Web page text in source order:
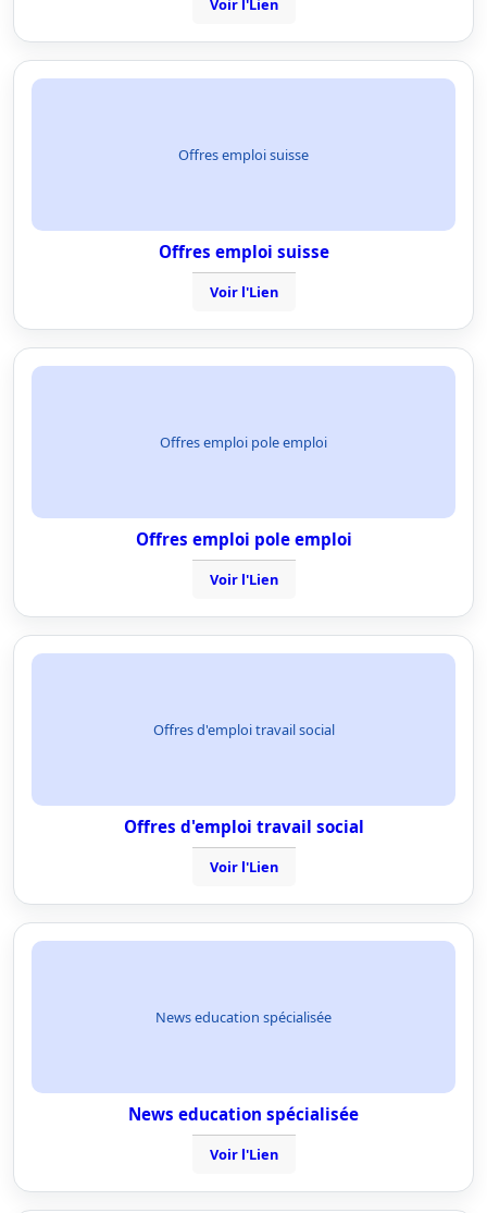
Voir l'Lien
Offres emploi suisse
Offres emploi suisse
Voir l'Lien
Offres emploi pole emploi
Offres emploi pole emploi
Voir l'Lien
Offres d'emploi travail social
Offres d'emploi travail social
Voir l'Lien
News education spécialisée
News education spécialisée
Voir l'Lien